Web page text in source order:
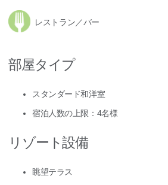
レストラン／バー
部屋タイプ
スタンダード和洋室
宿泊人数の上限：4名様
リゾート設備
眺望テラス